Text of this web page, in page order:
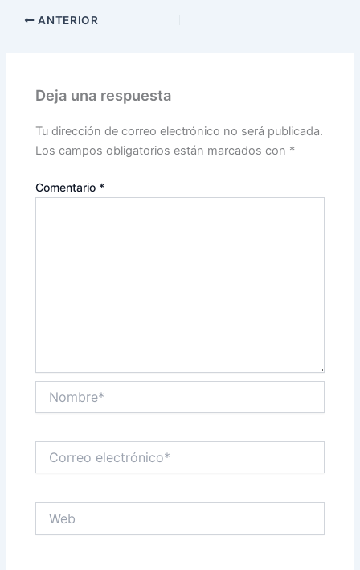
ANTERIOR
Deja una respuesta
Tu dirección de correo electrónico no será publicada.
Los campos obligatorios están marcados con *
Comentario *
electrónico*